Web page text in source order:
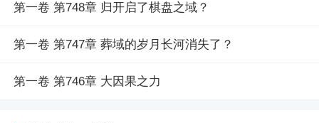
第一卷 第748章 归开启了棋盘之域？
第一卷 第747章 葬域的岁月长河消失了？
第一卷 第746章 大因果之力